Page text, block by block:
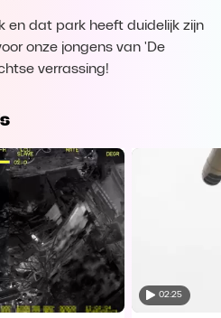
en dat park heeft duidelijk zijn
onze jongens van 'De
verrassing!
02:25